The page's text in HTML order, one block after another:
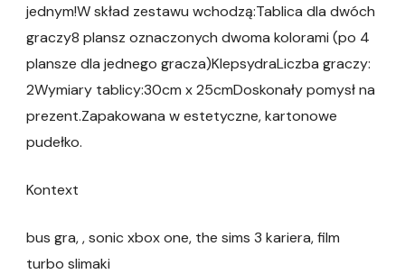
jednym!W skład zestawu wchodzą:Tablica dla dwóch
graczy8 plansz oznaczonych dwoma kolorami (po 4
plansze dla jednego gracza)KlepsydraLiczba graczy:
2Wymiary tablicy:30cm x 25cmDoskonały pomysł na
prezent.Zapakowana w estetyczne, kartonowe
pudełko.
Kontext
bus gra, , sonic xbox one, the sims 3 kariera, film
turbo slimaki